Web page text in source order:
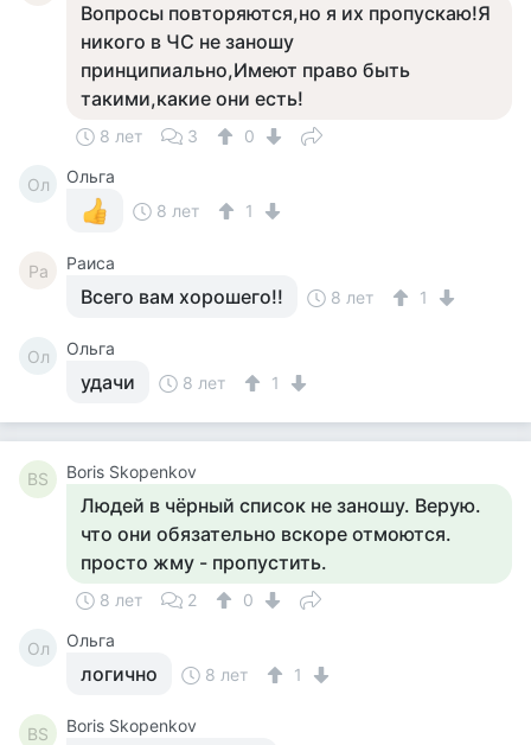
Вопросы повторяются,но я их пропускаю!Я
никого в ЧС не заношу
принципиально,Имеют право быть
такими,какие они есть!
8 лет 3 0
Ол
Ольга
8 лет
1
Ра Раиса
Всего вам хорошего!! 8 лет 1
Ол Ольга
удачи 8 лет 1
BS Boris Skopenkov
Людей в чёрный список не заношу. Верую.
что они обязательно вскоре отмоются.
просто жму - пропустить.
8 лет 2 0
Ол Ольга
логично 8 лет 1
BS Boris Skopenkov